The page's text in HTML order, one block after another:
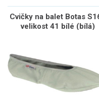
Cvičky na balet Botas
velikost 41 bílé (bílá)